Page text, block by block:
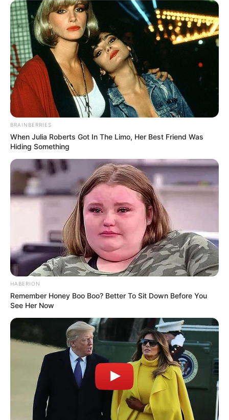
BRAINBERRIES
When Julia Roberts Got In The Limo, Her Best Friend Was
Hiding Something
HABERION
Remember Honey Boo Boo? Better To Sit Down Before You
See Her Now